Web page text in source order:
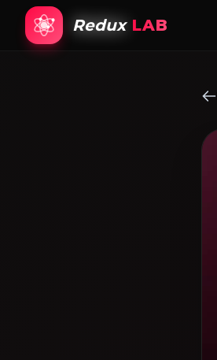
Redux LAB